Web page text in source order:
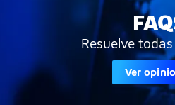
Resuelve
Ver